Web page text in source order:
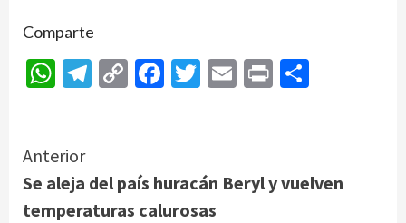
Comparte
WhatsApp
Telegram
CopyFacebook
Twitter
Email
Print
Continue
Reading
Anterior
Se aleja del país huracán Beryl y vuelven
temperaturas calurosas